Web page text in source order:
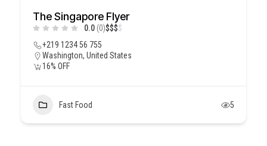
The Singapore Flyer
0.0 (0)$$$$
+219 1234 56 755
Washington, United States
16% OFF
Fast Food 5